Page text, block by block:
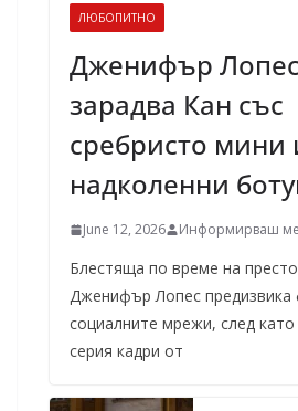
ЛЮБОПИТНО
Дженифър Лопес
зарадва Кан със
сребристо мини
надколенни
June 12, 2026 Информирваш ме
Блестяща по време на
Дженифър Лопес предизвика
социалните мрежи, след като
серия кадри от